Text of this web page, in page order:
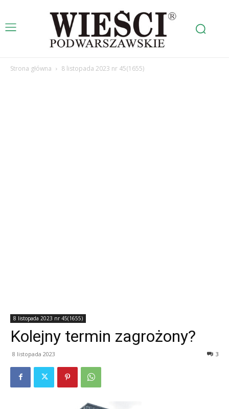
Strona główna 8 listopada 2023 nr 45(1655)
8 listopada 2023 nr 45(1655)
Kolejny termin zagrożony?
8 listopada 2023 3